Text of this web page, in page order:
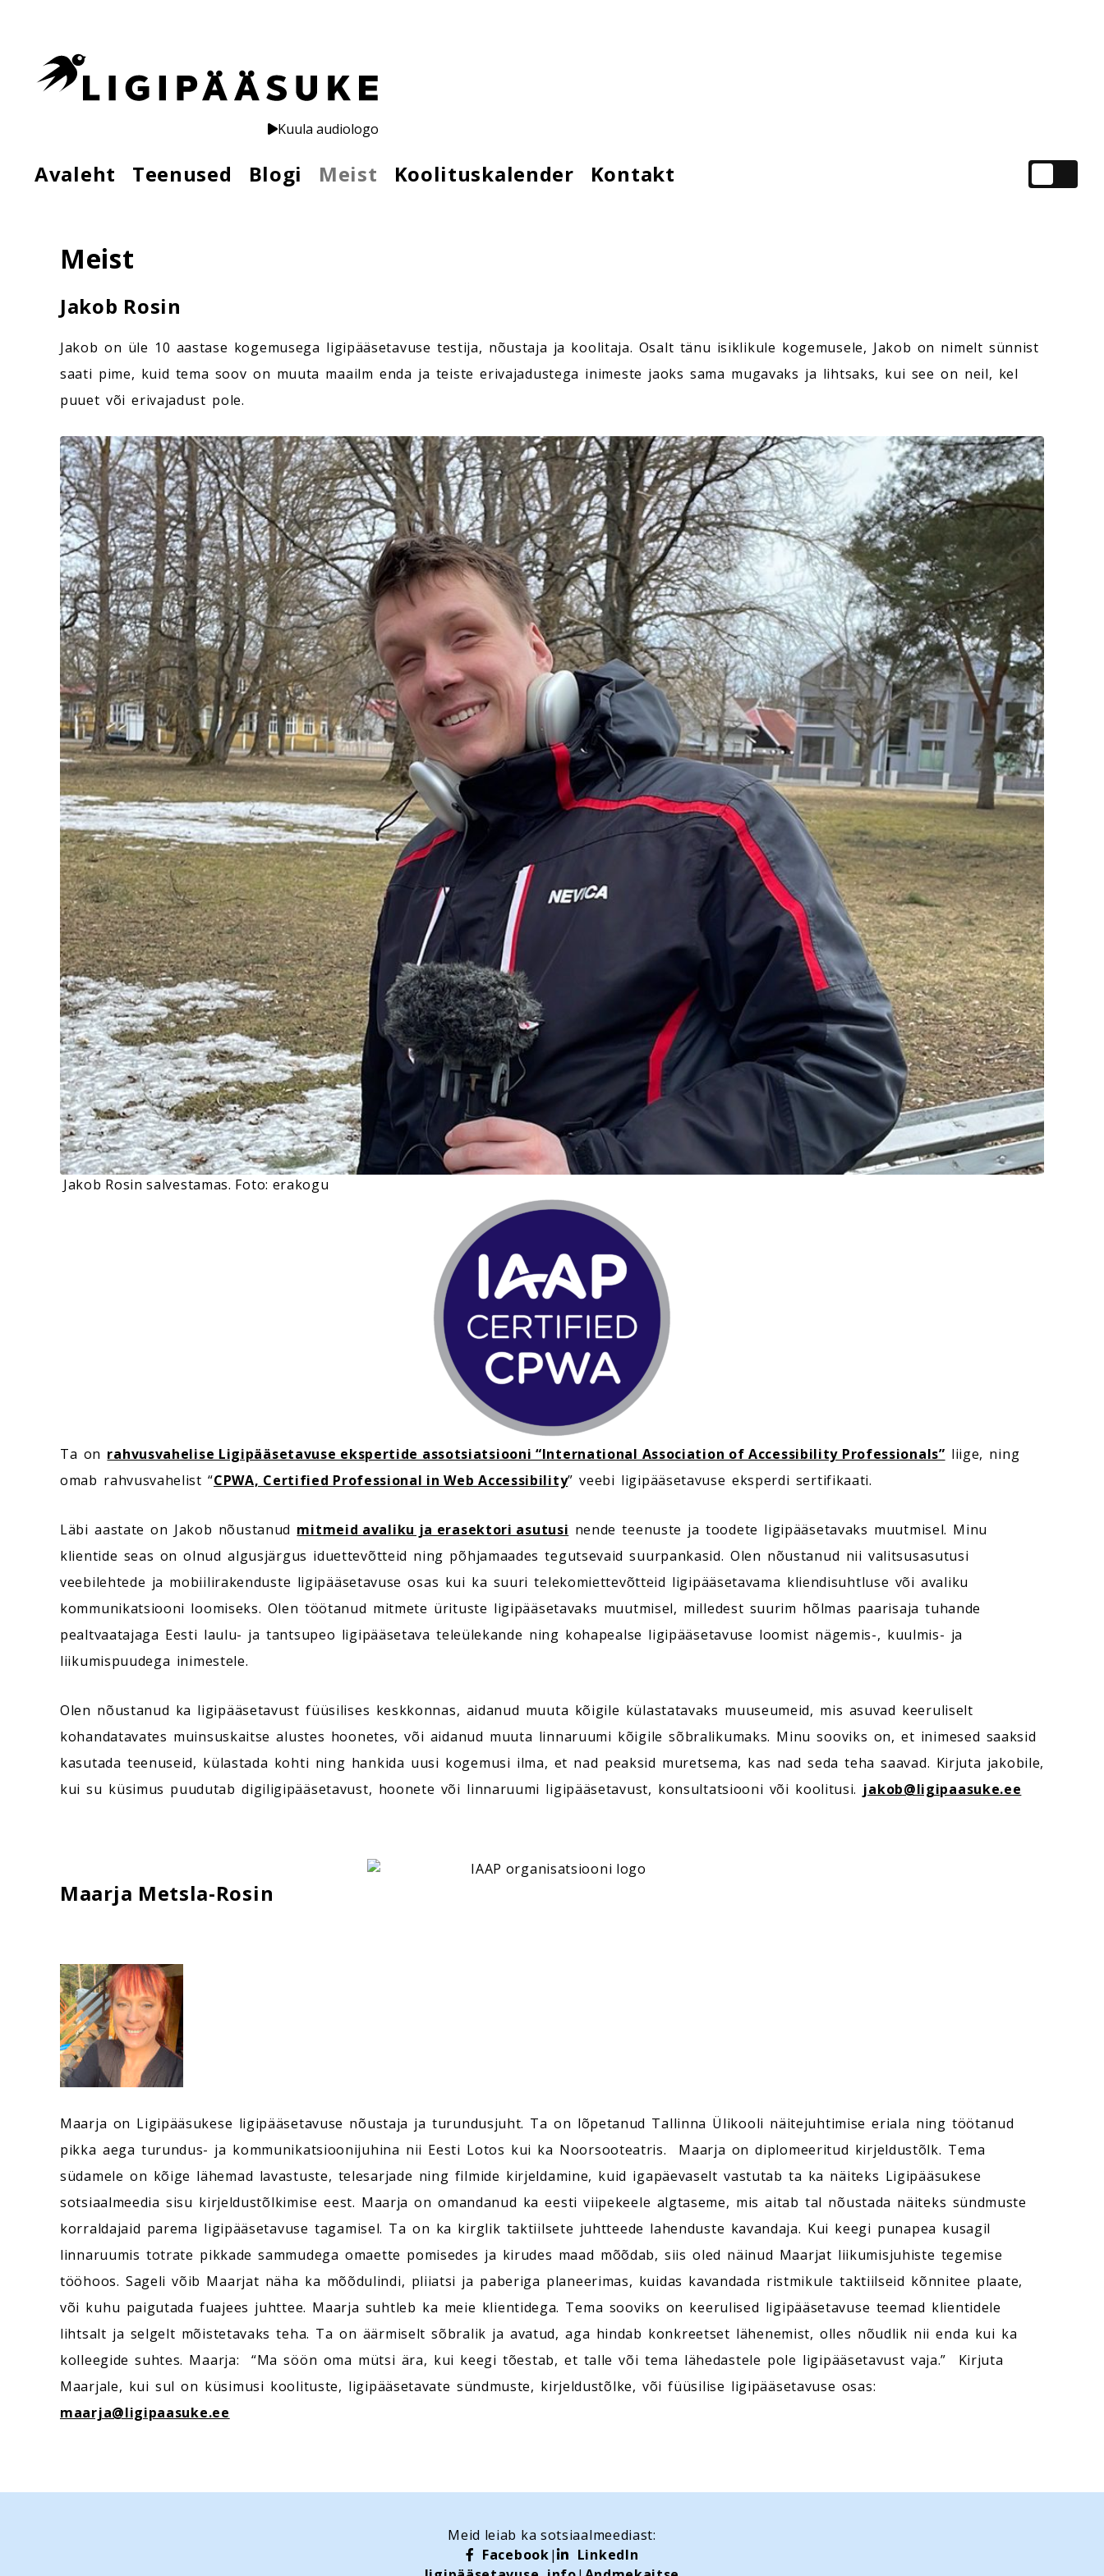
Kuula audiologo
Avaleht Teenused Blogi Meist Koolituskalender Kontakt
Meist
Jakob Rosin
Jakob on üle 10 aastase kogemusega ligipääsetavuse testija, nõustaja ja koolitaja. Osalt tänu isiklikule kogemusele, Jakob on nimelt sünnist
saati pime, kuid tema soov on muuta maailm enda ja teiste erivajadustega inimeste jaoks sama mugavaks ja lihtsaks, kui see on neil, kel
puuet või erivajadust pole.
Jakob Rosin salvestamas. Foto: erakogu
Ta on rahvusvahelise Ligipääsetavuse ekspertide assotsiatsiooni “International Association of Accessibility Professionals” liige, ning
omab rahvusvahelist “CPWA, Certified Professional in Web Accessibility” veebi ligipääsetavuse eksperdi sertifikaati.
Läbi aastate on Jakob nõustanud mitmeid avaliku ja erasektori asutusi nende teenuste ja toodete ligipääsetavaks muutmisel. Minu
klientide seas on olnud algusjärgus iduettevõtteid ning põhjamaades tegutsevaid suurpankasid. Olen nõustanud nii valitsusasutusi
veebilehtede ja mobiilirakenduste ligipääsetavuse osas kui ka suuri telekomiettevõtteid ligipääsetavama kliendisuhtluse või avaliku
kommunikatsiooni loomiseks. Olen töötanud mitmete ürituste ligipääsetavaks muutmisel, milledest suurim hõlmas paarisaja tuhande
pealtvaatajaga Eesti laulu- ja tantsupeo ligipääsetava teleülekande ning kohapealse ligipääsetavuse loomist nägemis-, kuulmis- ja
liikumispuudega inimestele.
Olen nõustanud ka ligipääsetavust füüsilises keskkonnas, aidanud muuta kõigile külastatavaks muuseumeid, mis asuvad keeruliselt
kohandatavates muinsuskaitse alustes hoonetes, või aidanud muuta linnaruumi kõigile sõbralikumaks. Minu sooviks on, et inimesed saaksid
kasutada teenuseid, külastada kohti ning hankida uusi kogemusi ilma, et nad peaksid muretsema, kas nad seda teha saavad. Kirjuta jakobile,
kui su küsimus puudutab digiligipääsetavust, hoonete või linnaruumi ligipääsetavust, konsultatsiooni või koolitusi. jakob@ligipaasuke.ee
Maarja Metsla-Rosin
Maarja on Ligipääsukese ligipääsetavuse nõustaja ja turundusjuht. Ta on lõpetanud Tallinna Ülikooli näitejuhtimise eriala ning töötanud
pikka aega turundus- ja kommunikatsioonijuhina nii Eesti Lotos kui ka Noorsooteatris. Maarja on diplomeeritud kirjeldustõlk. Tema
südamele on kõige lähemad lavastuste, telesarjade ning filmide kirjeldamine, kuid igapäevaselt vastutab ta ka näiteks Ligipääsukese
sotsiaalmeedia sisu kirjeldustõlkimise eest. Maarja on omandanud ka eesti viipekeele algtaseme, mis aitab tal nõustada näiteks sündmuste
korraldajaid parema ligipääsetavuse tagamisel. Ta on ka kirglik taktiilsete juhtteede lahenduste kavandaja. Kui keegi punapea kusagil
linnaruumis totrate pikkade sammudega omaette pomisedes ja kirudes maad mõõdab, siis oled näinud Maarjat liikumisjuhiste tegemise
tööhoos. Sageli võib Maarjat näha ka mõõdulindi, pliiatsi ja paberiga planeerimas, kuidas kavandada ristmikule taktiilseid kõnnitee plaate,
või kuhu paigutada fuajees juhttee. Maarja suhtleb ka meie klientidega. Tema sooviks on keerulised ligipääsetavuse teemad klientidele
lihtsalt ja selgelt mõistetavaks teha. Ta on äärmiselt sõbralik ja avatud, aga hindab konkreetset lähenemist, olles nõudlik nii enda kui ka
kolleegide suhtes. Maarja: “Ma söön oma mütsi ära, kui keegi tõestab, et talle või tema lähedastele pole ligipääsetavust vaja.” Kirjuta
Maarjale, kui sul on küsimusi koolituste, ligipääsetavate sündmuste, kirjeldustõlke, või füüsilise ligipääsetavuse osas:
maarja@ligipaasuke.ee
Meid leiab ka sotsiaalmeediast:
Facebook|
LinkedIn